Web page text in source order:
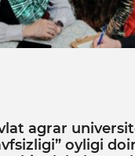
agrar
oyligi